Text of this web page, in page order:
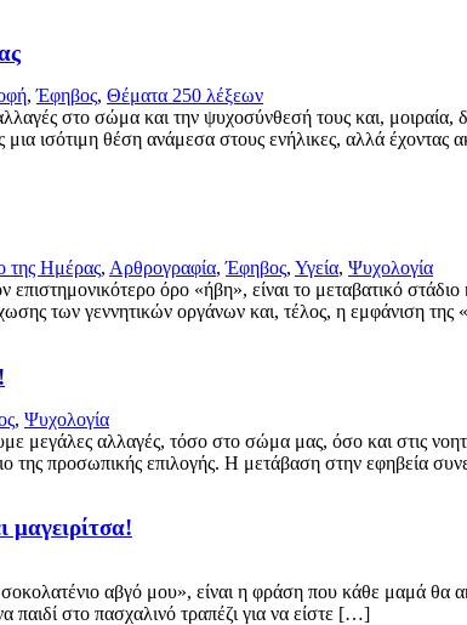
, Έφηβος, Θέματα 250 λέξεων
στο σώμα και την ψυχοσύνθεσή τους και, μοιραία,
ισότιμη θέση ανάμεσα στους ενήλικες, αλλά
της Ημέρας, Αρθρογραφία, Έφηβος, Υγεία, Ψυχολογία
όρο «ήβη», είναι το μεταβατικό στάδιο
των γεννητικών οργάνων και, τέλος, η εμφάνιση
, Ψυχολογία
αλλαγές, τόσο στο σώμα μας, όσο και στις
της προσωπικής επιλογής. Η μετάβαση στην εφηβεία
μαγειρίτσα!
αβγό μου», είναι η φράση που κάθε μαμά θα
παιδί στο πασχαλινό τραπέζι για να είστε […]